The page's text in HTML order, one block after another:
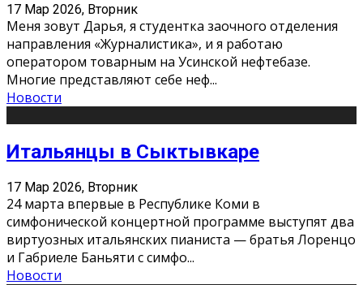
17 Мар 2026, Вторник
Меня зовут Дарья, я студентка заочного отделения
направления «Журналистика», и я работаю
оператором товарным на Усинской нефтебазе.
Многие представляют себе неф...
Новости
Итальянцы в Сыктывкаре
17 Мар 2026, Вторник
24 марта впервые в Республике Коми в
симфонической концертной программе выступят два
виртуозных итальянских пианиста — братья Лоренцо
и Габриеле Баньяти с симфо...
Новости